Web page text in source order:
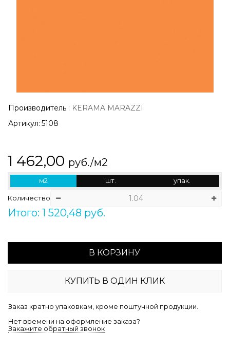
Производитель : KERAMA MARAZZI
Артикул: 5108
1 462,00 руб./м2
м2 шт. упак.
Количество
Итого: 1 520,48 руб.
В КОРЗИНУ
КУПИТЬ В ОДИН КЛИК
Заказ кратно упаковкам, кроме поштучной продукции.
Нет времени на оформление заказа?
Закажите обратный звонок